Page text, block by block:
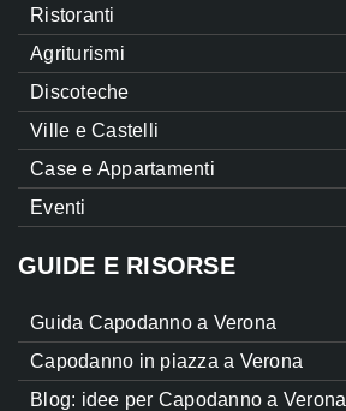
Ristoranti
Agriturismi
Discoteche
Ville e Castelli
Case e Appartamenti
Eventi
GUIDE E RISORSE
Guida Capodanno a Verona
Capodanno in piazza a Verona
Blog: idee per Capodanno a Verona